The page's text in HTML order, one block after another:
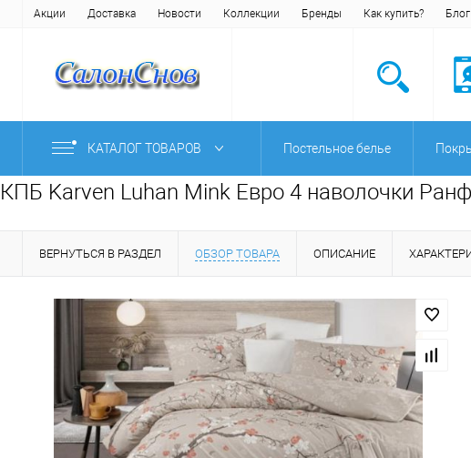
Акции Доставка Новости Коллекции Бренды Как купить? Блог
КАТАЛОГ ТОВАРОВ Постельное белье
КПБ Karven Luhan Mink Евро 4 наволочки
ВЕРНУТЬСЯ В РАЗДЕЛ ОБЗОР ТОВАРА ОПИСАНИЕ